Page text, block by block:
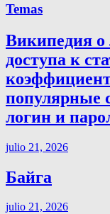
Temas
Википедия
доступа к
популярные
логин и
julio 21, 2026
Байга
julio 21, 2026